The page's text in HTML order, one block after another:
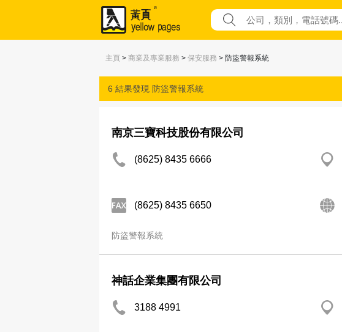
主頁 > 商業及專業服務 > 保安服務 > 防盜警報系統
6 結果發現 防盜警報系統
南京三寶科技股份有限公司
(8625) 8435 6666
(8625) 8435 6650
防盜警報系統
神話企業集團有限公司
3188 4991